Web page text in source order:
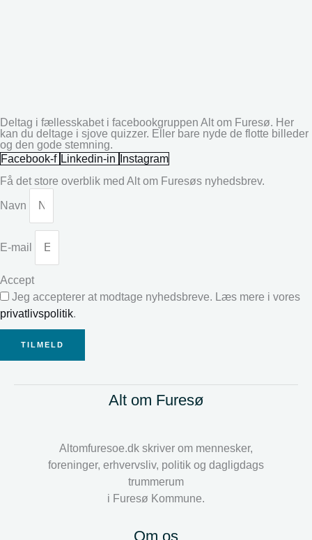
Deltag i fællesskabet i facebookgruppen Alt om Furesø. Her
kan du deltage i sjove quizzer. Eller bare nyde de flotte billeder
og den gode stemning.
Facebook-f Linkedin-in
Instagram
Få det store overblik med Alt om Furesøs nyhedsbrev.
Navn
E-mail
Accept
Jeg accepterer at modtage nyhedsbreve. Læs mere i vores
privatlivspolitik.
TILMELD
Alt om Furesø
Altomfuresoe.dk skriver om mennesker,
foreninger, erhvervsliv, politik og dagligdags
trummerum
i Furesø Kommune.
Om os